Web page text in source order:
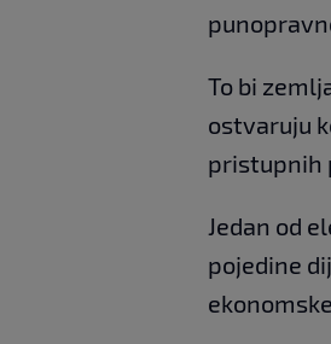
To bi
ostvaruju
pristupnih
Jedan od
pojedine